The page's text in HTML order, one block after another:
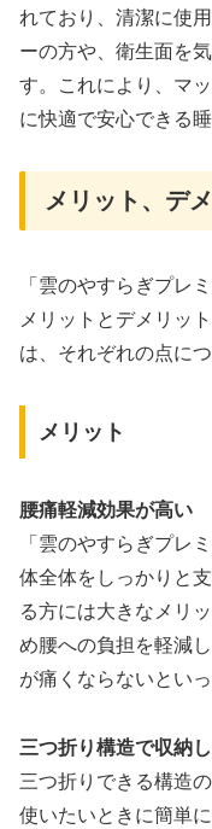
れており、清潔に使
ーの方や、衛生面を
す。これにより、マ
に快適で安心できる
メリット、デ
「雲のやすらぎプレ
メリットとデメリッ
は、それぞれの点に
メリット
腰痛軽減効果が高い
「雲のやすらぎプレ
体全体をしっかりと
る方には大きなメリ
め腰への負担を軽減
が痛くならないとい
三つ折り構造で収納
三つ折りできる構造
使いたいときに簡単